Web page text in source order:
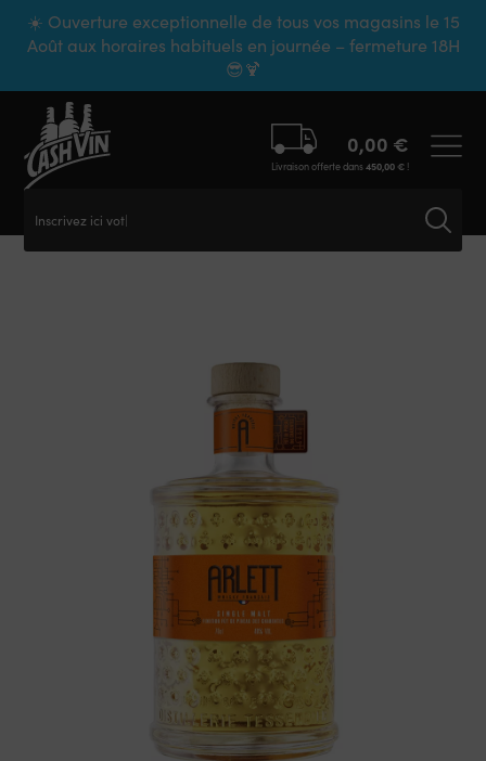
☀️ Ouverture exceptionnelle de tous vos magasins le 15
Août aux horaires habituels en journée – fermeture 18H
😎🍹
Inscrivez ici votre
0,00 €
Livraison offerte dans450,00 €!
Panneau de gestion des cookies